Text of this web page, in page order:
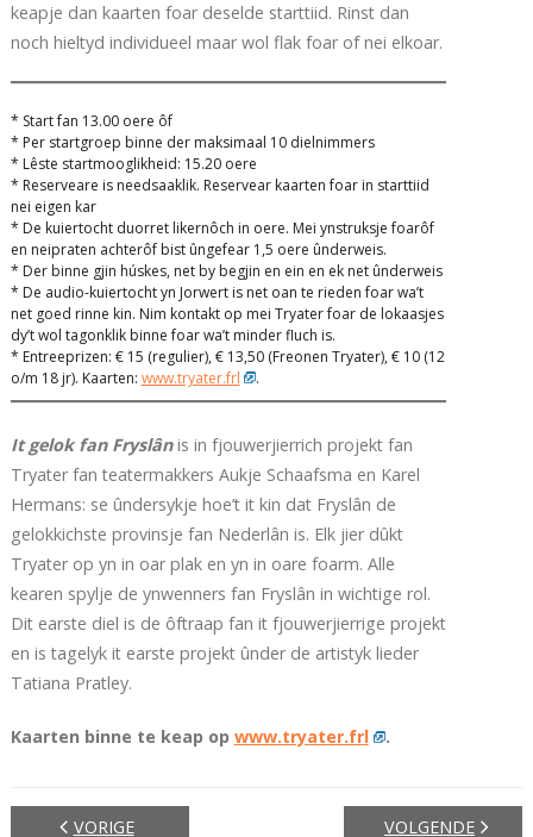
keapje dan kaarten foar deselde starttiid. Rinst dan
noch hieltyd individueel maar wol flak foar of nei elkoar.
* Start fan 13.00 oere ôf
* Per startgroep binne der maksimaal 10 dielnimmers
* Lêste startmooglikheid: 15.20 oere
* Reserveare is needsaaklik. Reservear kaarten foar in starttiid
nei eigen kar
* De kuiertocht duorret likernôch in oere. Mei ynstruksje foarôf
en neipraten achterôf bist ûngefear 1,5 oere ûnderweis.
* Der binne gjin húskes, net by begjin en ein en ek net ûnderweis
* De audio-kuiertocht yn Jorwert is net oan te rieden foar wa’t
net goed rinne kin. Nim kontakt op mei Tryater foar de lokaasjes
dy’t wol tagonklik binne foar wa’t minder fluch is.
* Entreeprizen: € 15 (regulier), € 13,50 (Freonen Tryater), € 10 (12
o/m 18 jr). Kaarten: www.tryater.frl .
It gelok fan Fryslânis in fjouwerjierrich projekt fan
Tryater fan teatermakkers Aukje Schaafsma en Karel
Hermans: se ûndersykje hoe’t it kin dat Fryslân de
gelokkichste provinsje fan Nederlân is. Elk jier dûkt
Tryater op yn in oar plak en yn in oare foarm. Alle
kearen spylje de ynwenners fan Fryslân in wichtige rol.
Dit earste diel is de ôftraap fan it fjouwerjierrige projekt
en is tagelyk it earste projekt ûnder de artistyk lieder
Tatiana Pratley.
Kaarten binne te keap op www.tryater.frl .
VORIGE VOLGENDE